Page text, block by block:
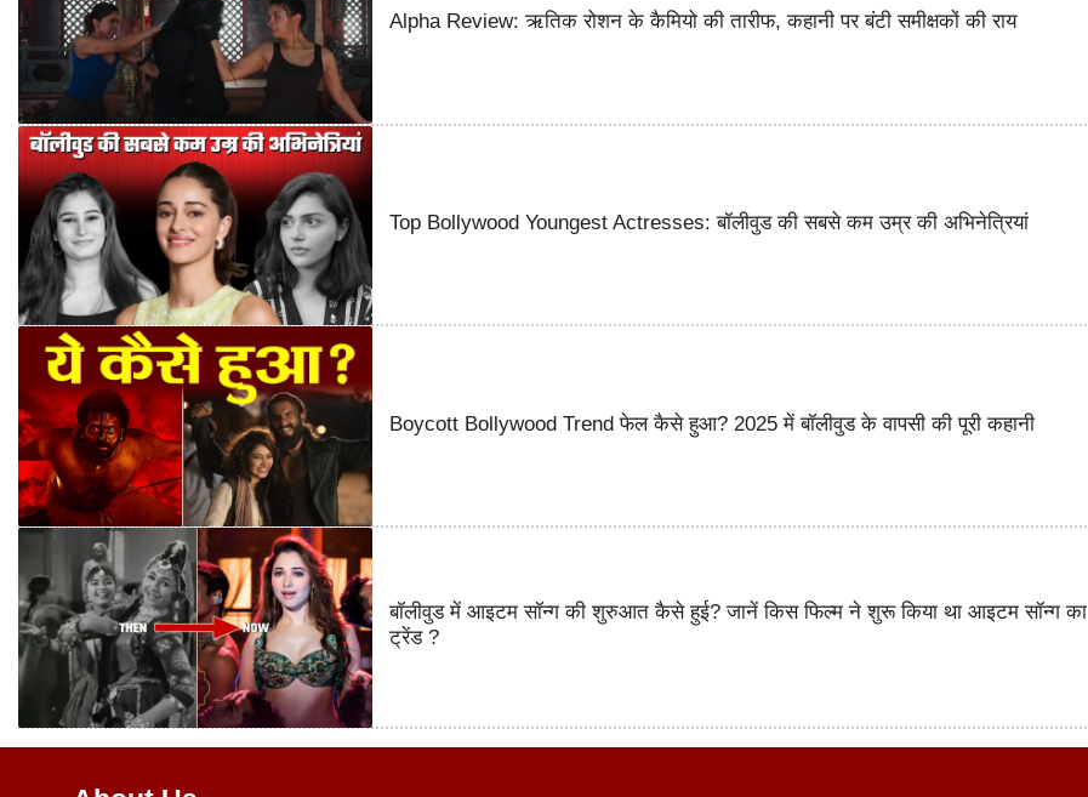
Alpha Review: ऋतिक रोशन के कैमियो की तारीफ, कहानी पर बंटी समीक्षकों की राय
Top Bollywood Youngest Actresses: बॉलीवुड की सबसे कम उम्र की अभिनेत्रियां
Boycott Bollywood Trend फेल कैसे हुआ? 2025 में बॉलीवुड के वापसी की पूरी कहानी
बॉलीवुड में आइटम सॉन्ग की शुरुआत कैसे हुई? जानें किस फिल्म ने शुरू किया था आइटम सॉन्ग का
ट्रेंड ?